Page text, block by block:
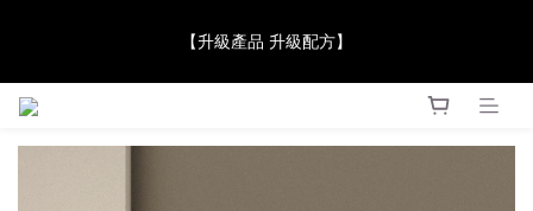
Award 勇奪金獎】
【升級產品 升級配方】
【JaneClare 康膚薈在iida Award Milan 2024 Professional